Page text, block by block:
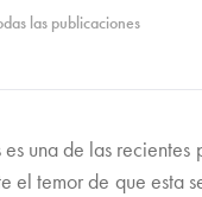
las publicaciones
una de las
el temor de que esta